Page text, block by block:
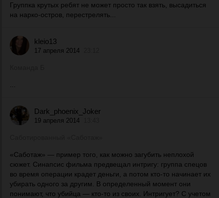
Группка крутых ребят не может просто так взять, высадиться
на нарко-остров, перестрелять...
kleio13
17 апреля 2014
Dark_phoenix_Joker
19 апреля 2014
«Саботаж» — пример того, как можно загубить неплохой
сюжет. Синапсис фильма предвещал интригу: группа спецов
во время операции крадет деньги, а потом кто-то начинает их
убирать одного за другим. В определенный момент они
понимают, что убийца — кто-то из своих. Интригует? С учетом